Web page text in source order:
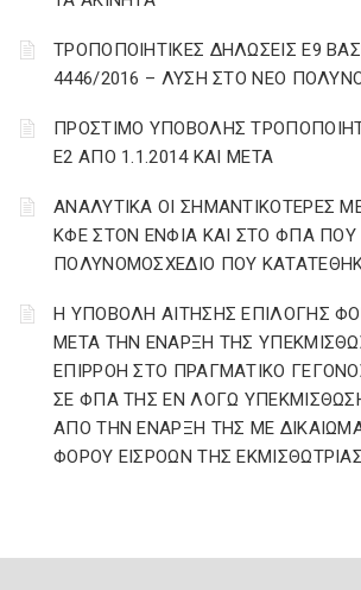
ΤΡΟΠΟΠΟΙΗΤΙΚΕΣ ΔΗΛΩΣΕΙΣ Ε9
4446/2016 – ΛΥΣΗ ΣΤΟ ΝΕΟ
ΠΡΟΣΤΙΜΟ ΥΠΟΒΟΛΗΣ
Ε2 ΑΠΟ 1.1.2014 ΚΑΙ ΜΕΤΑ
ΑΝΑΛΥΤΙΚΑ ΟΙ ΣΗΜΑΝΤΙΚΟΤΕΡΕΣ
ΚΦΕ ΣΤΟΝ ΕΝΦΙΑ ΚΑΙ ΣΤΟ ΦΠΑ ΠΟΥ
ΠΟΛΥΝΟΜΟΣΧΕΔΙΟ ΠΟΥ
Η ΥΠΟΒΟΛΗ ΑΙΤΗΣΗΣ ΕΠΙΛΟΓΗΣ
ΜΕΤΑ ΤΗΝ ΕΝΑΡΞΗ ΤΗΣ
ΕΠΙΡΡΟΗ ΣΤΟ ΠΡΑΓΜΑΤΙΚΟ
ΣΕ ΦΠΑ ΤΗΣ ΕΝ ΛΟΓΩ
ΑΠΟ ΤΗΝ ΕΝΑΡΞΗ ΤΗΣ ΜΕ
ΦΟΡΟΥ ΕΙΣΡΟΩΝ ΤΗΣ ΕΚΜΙΣΘΩΤΡΙΑΣ